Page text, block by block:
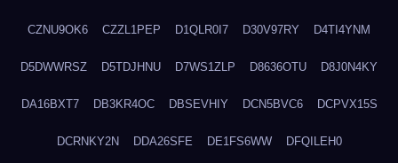
CZNU9OK6 CZZL1PEP D1QLR0I7 D30V97RY D4TI4YNM
D5DWWRSZ D5TDJHNU D7WS1ZLP D8636OTU D8J0N4KY
DA16BXT7 DB3KR4OC DBSEVHIY DCN5BVC6 DCPVX15S
DCRNKY2N DDA26SFE DE1FS6WW DFQILEH0